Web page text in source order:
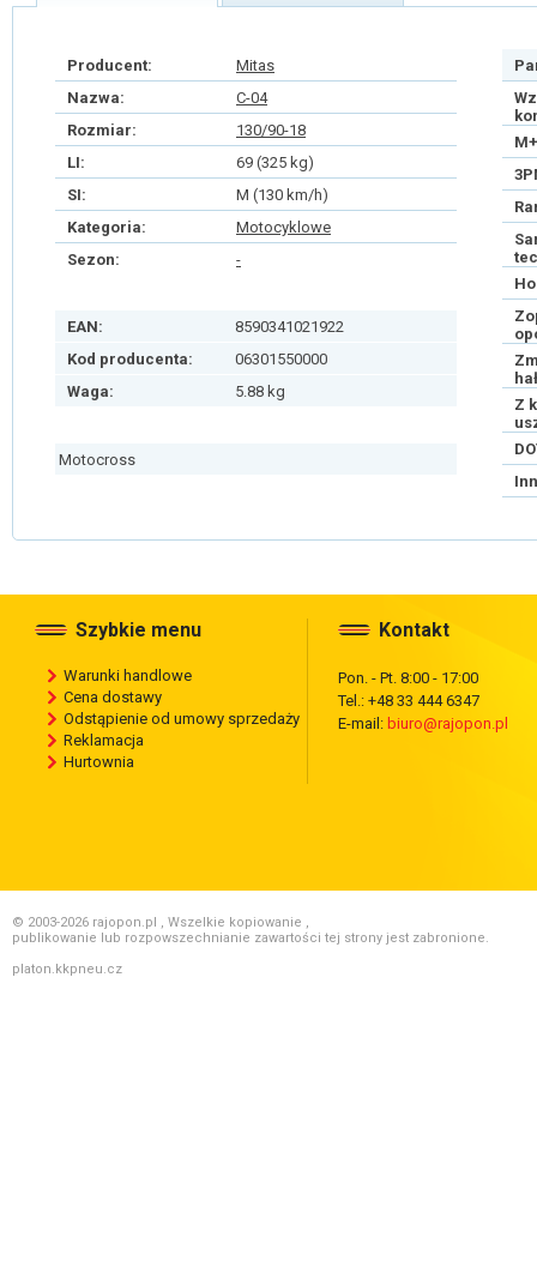
Producent:
Mitas
Nazwa:
C-04
Rozmiar:
130/90-18
LI:
69 (325 kg)
SI:
M (130 km/h)
Kategoria:
Motocyklowe
Sezon:
-
EAN:
8590341021922
Kod producenta:
06301550000
Waga:
5.88 kg
Motocross
Z
Szybkie menu
Warunki handlowe
Cena dostawy
Odstąpienie od umowy sprzedaży
Reklamacja
Hurtownia
Kontakt
Pon. - Pt. 8:00 - 17:00
Tel.: +48 33 444 6347
E-mail: biuro@rajopon.pl
© 2003-2026 rajopon.pl , Wszelkie kopiowanie ,
publikowanie lub rozpowszechnianie zawartości tej strony jest zabronione.
platon.kkpneu.cz